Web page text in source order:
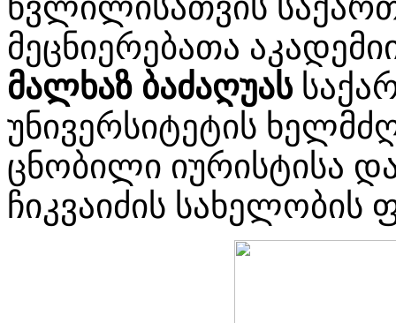
მეცნიერებათა
მალხაზ ბაძაღუას
უნივერსიტეტის
ცნობილი იურისტისა
ჩიკვაიძის